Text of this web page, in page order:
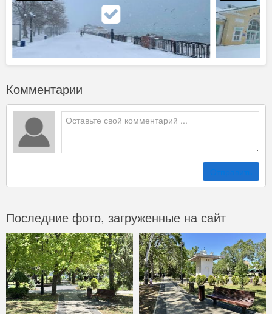
Комментарии
Отправить
Последние фото, загруженные на сайт